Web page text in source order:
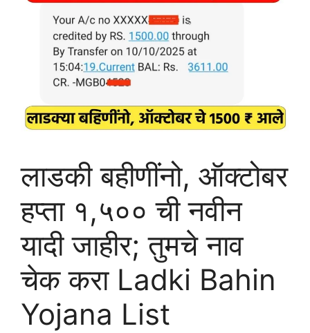
लाडकी बहीणींनो, ऑक्टोबर
हप्ता १,५०० ची नवीन
यादी जाहीर; तुमचे नाव
चेक करा Ladki Bahin
Yojana List